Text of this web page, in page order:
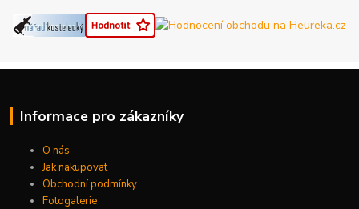
Informace pro zákazníky
O nás
Jak nakupovat
Obchodní podmínky
Fotogalerie